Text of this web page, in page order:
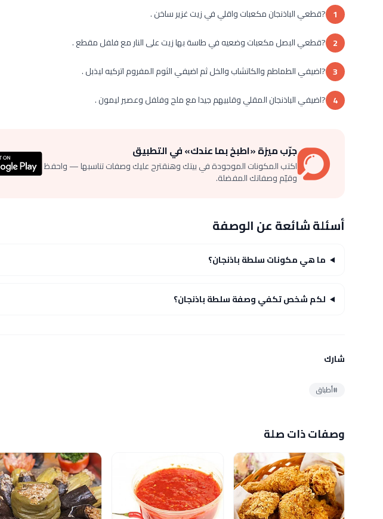
1 ?قطعي الباذنجان مكعبات واقلي في زيت غزير ساخن .
2 ?قطعي البصل مكعبات وضعيه في طاسة بها زيت على النار مع فلفل مقطع .
3 ?اضيفي الطماطم والكاتشاب والخل ثم اضيفي الثوم المفروم اتركيه ليذبل .
4 ?اضيفي الباذنجان المقلي وقلبيهم جيدا مع ملح وفلفل وعصير ليمون .
جرّب ميزة «اطبخ بما عندك» في التطبيق
اكتب المكونات الموجودة في بيتك وهنقترح عليك وصفات تناسبها — واحفظ
وقيّم وصفاتك المفضلة.
أسئلة شائعة عن الوصفة
ما هي مكونات سلطة باذنجان؟
لكم شخص تكفي وصفة سلطة باذنجان؟
شارك
#أطباق
وصفات ذات صلة